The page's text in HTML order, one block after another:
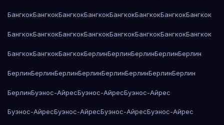
БангкокБангкокБангкокБангкокБангкокБангкокБангкокБангкок
БангкокБангкокБангкокБангкокБангкокБангкокБангкокБангкок
БангкокБангкокБангкокБерлинБерлинБерлинБерлинБерлин
БерлинБерлинБерлинБерлинБерлинБерлинБерлинБерлин
БерлинБуэнос-АйресБуэнос-АйресБуэнос-Айрес
Буэнос-АйресБуэнос-АйресБуэнос-АйресБуэнос-Айрес